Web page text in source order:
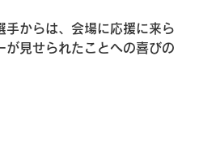
手からは、会場に応援に来ら
が見せられたことへの喜びの